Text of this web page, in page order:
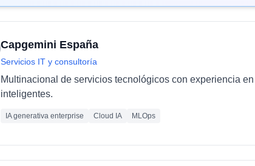
Capgemini España
Servicios IT y consultoría
Multinacional de servicios tecnológicos con experiencia
inteligentes.
IA generativa enterprise Cloud IA MLOps